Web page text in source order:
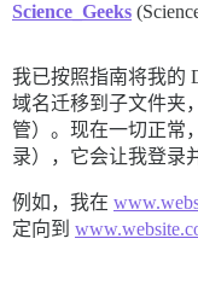
Science_Geeks
我已按照指南将我的
域名迁移到子文件夹
管）。现在一切正常
录），它会让我登录
例如，我在
定向到